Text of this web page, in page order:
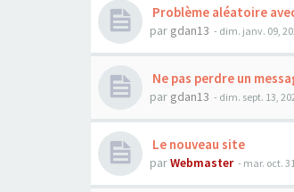
Problème aléatoire
par gdan13 - dim. janv. 09,
Ne pas perdre un
par gdan13 - dim. sept. 13,
Le nouveau site
parWebmaster - mar. oct.